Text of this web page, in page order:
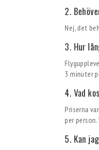
2.
Nej, det
3. Hur
3 minuter
4. Vad
Priserna
per
5. Kan